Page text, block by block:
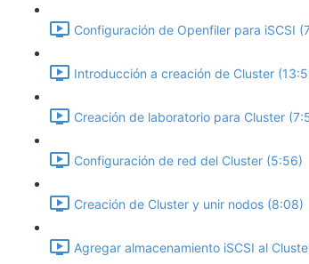
Configuración de Openfiler para iSCSI
Introducción a creación de Cluster
Creación de laboratorio para Cluster
Configuración de red del Cluster (5:56)
Creación de Cluster y unir nodos (8:08)
Agregar almacenamiento iSCSI al